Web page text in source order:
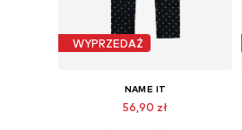
WYPRZEDAŻ
NAME IT
56,90 zł